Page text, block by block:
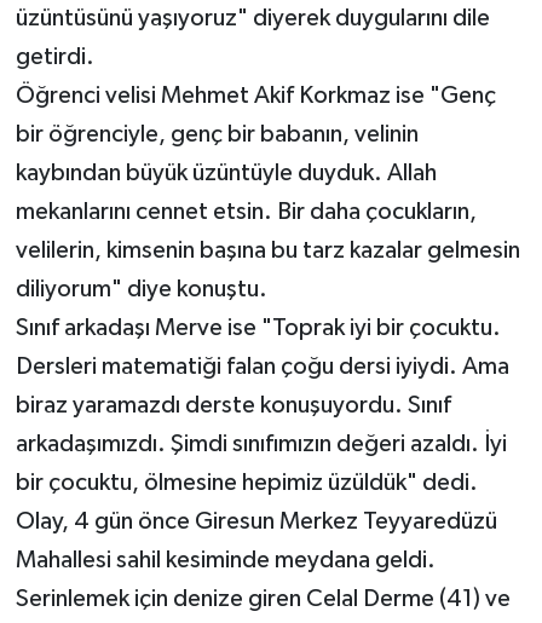
üzüntüsünü yaşıyoruz" diyerek duygularını dile
getirdi.
Öğrenci velisi Mehmet Akif Korkmaz ise "Genç
bir öğrenciyle, genç bir babanın, velinin
kaybından büyük üzüntüyle duyduk. Allah
mekanlarını cennet etsin. Bir daha çocukların,
velilerin, kimsenin başına bu tarz kazalar gelmesin
diliyorum" diye konuştu.
Sınıf arkadaşı Merve ise "Toprak iyi bir çocuktu.
Dersleri matematiği falan çoğu dersi iyiydi. Ama
biraz yaramazdı derste konuşuyordu. Sınıf
arkadaşımızdı. Şimdi sınıfımızın değeri azaldı. İyi
bir çocuktu, ölmesine hepimiz üzüldük" dedi.
Olay, 4 gün önce Giresun Merkez Teyyaredüzü
Mahallesi sahil kesiminde meydana geldi.
Serinlemek için denize giren Celal Derme (41) ve